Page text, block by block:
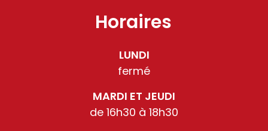
Horaires
LUNDI
fermé
MARDI ET JEUDI
de 16h30 à 18h30